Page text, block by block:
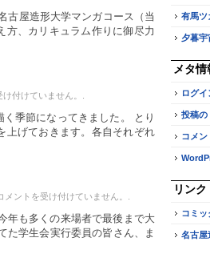
古屋造形大学マンガコース（当
方、カリキュラム作りに御尽力
付けていません。
季節になってきました。 とり
上げておきます。各自それぞれ
メントを受け付けていません。
年も多くの来場者で最後まで大
た学生会実行委員の皆さん、ま
有馬ツ
夕暮宇
メタ情
ログイ
投稿の
コメン
リンク
コミ
名古屋